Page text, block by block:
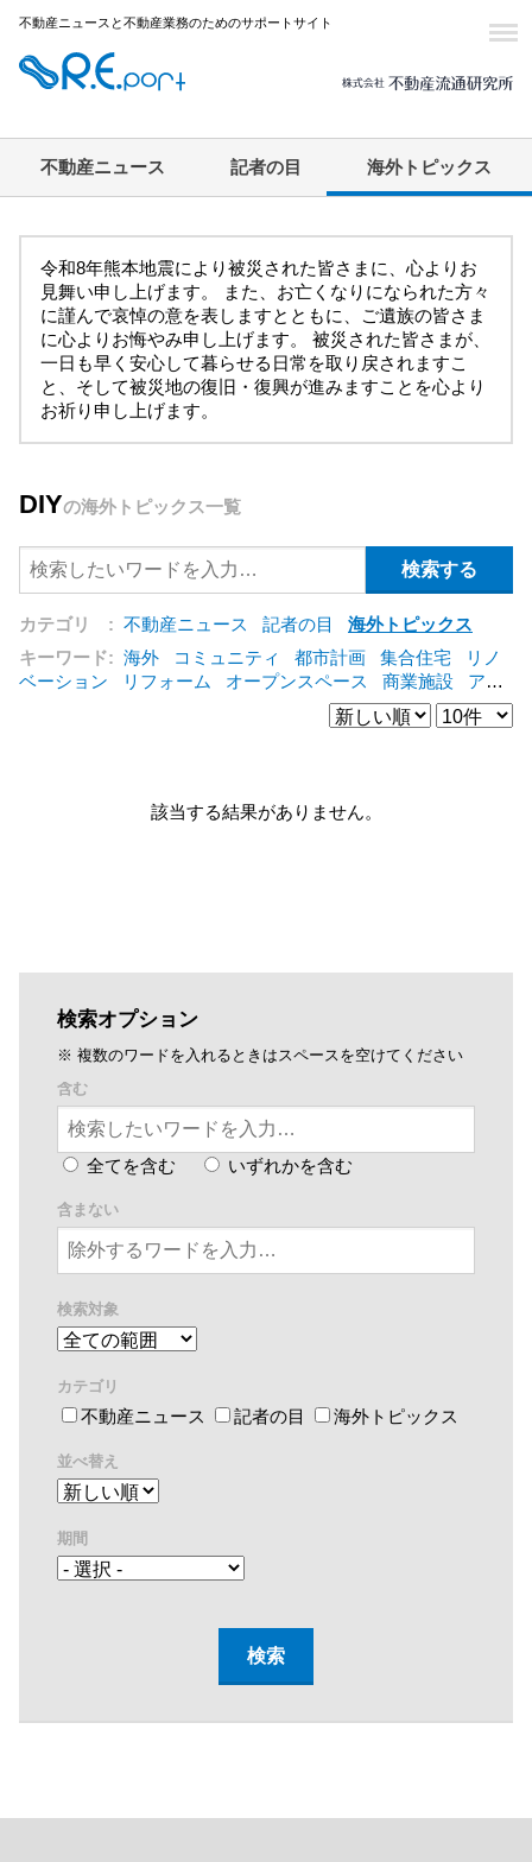
不動産ニュースと不動産業務のためのサポートサイト
不動産ニュース 記者の目 海外トピックス
令和8年熊本地震により被災された皆さまに、心よりお
見舞い申し上げます。 また、お亡くなりになられた方々
に謹んで哀悼の意を表しますとともに、ご遺族の皆さま
に心よりお悔やみ申し上げます。 被災された皆さまが、
一日も早く安心して暮らせる日常を取り戻されますこ
と、そして被災地の復旧・復興が進みますことを心より
お祈り申し上げます。
DIYの海外トピックス一覧
カテゴリ : 不動産ニュース 記者の目
海外トピックス
キーワード: 海外 コミュニティ 都市計画 集合住宅
リノ
ベーション
リフォーム オープンスペース 商業施設
アパ
エネルギー
新型コロ
コンバージョン
都市再生
該当する結果がありません。
検索オプション
※ 複数のワードを入れるときはスペースを空けてください
含む
全てを含む いずれかを含む
含まない
検索対象
カテゴリ
不動産ニュース 記者の目 海外トピックス
並べ替え
期間